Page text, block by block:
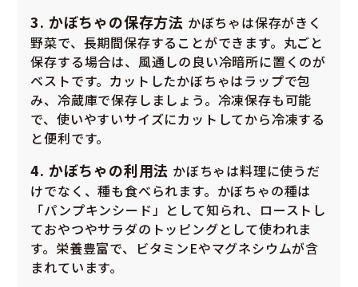
3. かぼちゃの保存方法 かぼちゃは保存がきく
野菜で、長期間保存することができます。丸ごと
保存する場合は、風通しの良い冷暗所に置くのが
ベストです。カットしたかぼちゃはラップで包
み、冷蔵庫で保存しましょう。冷凍保存も可能
で、使いやすいサイズにカットしてから冷凍する
と便利です。
4. かぼちゃの利用法 かぼちゃは料理に使うだ
けでなく、種も食べられます。かぼちゃの種は
「パンプキンシード」として知られ、ローストし
ておやつやサラダのトッピングとして使われま
す。栄養豊富で、ビタミンEやマグネシウムが含
まれています。